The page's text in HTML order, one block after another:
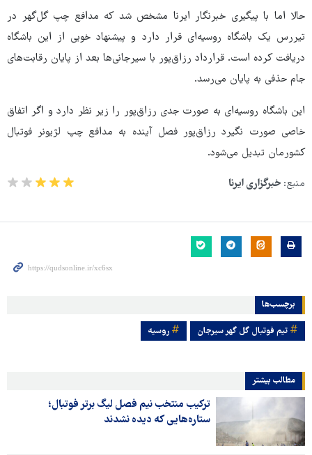
حالا اما با پیگیری خبرنگار ایرنا مشخص شد که مدافع چپ گل‌گهر در
تیررس یک باشگاه روسیه‌ای قرار دارد و پیشنهاد خوبی از این باشگاه
دریافت کرده است. قرارداد رزاق‌پور با سیرجانی‌ها بعد از پایان رقابت‌های
جام حذفی به پایان می‌رسد.
این باشگاه روسیه‌ای به صورت جدی رزاق‌پور را زیر نظر دارد و اگر اتفاق
خاصی صورت نگیرد رزاق‌پور فصل آینده به مدافع چپ لژیونر فوتبال
کشورمان تبدیل می‌شود.
منبع: خبرگزاری ایرنا
برچسب‌ها
تیم فوتبال گل گهر سیرجان روسیه
مطالب بیشتر
ترکیب منتخب نیم فصل لیگ برتر فوتبال؛
ستاره‌هایی که دیده نشدند